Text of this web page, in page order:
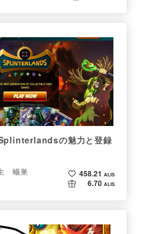
Splinterlandsの魅力と登録
蟻巣
458.21 ALIS
6.70 ALIS